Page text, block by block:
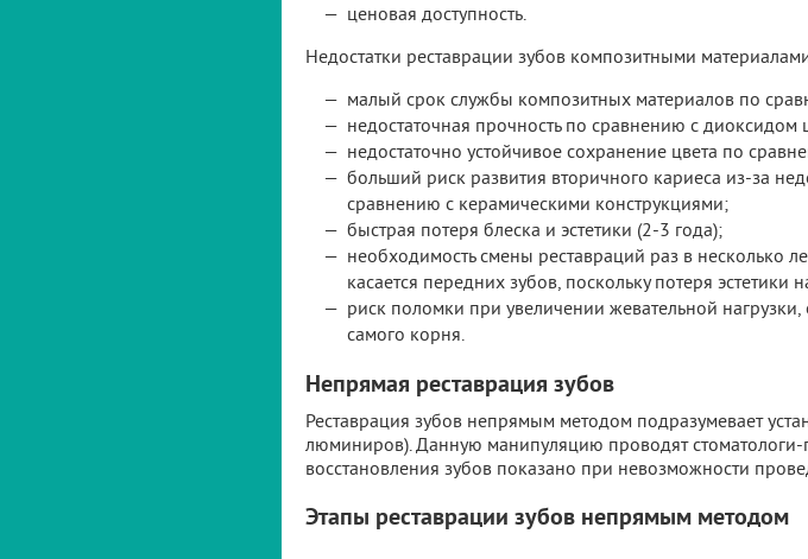
ценовая доступность.
Недостатки реставрации зубов композитными
малый срок службы композитных материалов по
недостаточная прочность по сравнению с
недостаточно устойчивое сохранение цвета по
больший риск развития вторичного кариеса из-за
сравнению с керамическими конструкциями;
быстрая потеря блеска и эстетики (2-3 года);
необходимость смены реставраций раз в несколько
касается передних зубов, поскольку потеря эстетики
риск поломки при увеличении жевательной
самого корня.
Непрямая реставрация зубов
Реставрация зубов непрямым методом подразумевает
люминиров). Данную манипуляцию проводят стоматологи-
восстановления зубов показано при невозможности
Этапы реставрации зубов непрямым методом